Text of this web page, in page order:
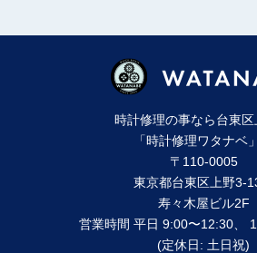
プ
時計修理の事なら台東
「時計修理ワタナベ
〒110-0005
東京都台東区上野3-
寿々⽊屋ビル2F
営業時間 平⽇ 9:00〜12:30、
(定休⽇: ⼟⽇祝)